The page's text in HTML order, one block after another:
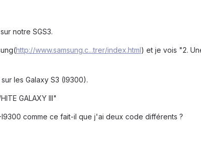
notre SGS3.
http://www.samsung.c...trer/index.html) et je vois "2.
les Galaxy S3 (I9300).
GALAXY III"
comme ce fait-il que j'ai deux code différents ?